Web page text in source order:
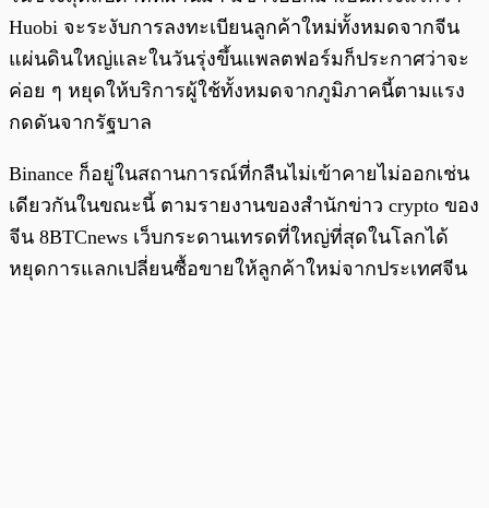
Huobi จะระงับการลงทะเบียนลูกค้าใหม่ทั้งหมดจากจีน
แผ่นดินใหญ่และในวันรุ่งขึ้นแพลตฟอร์มก็ประกาศว่าจะ
ค่อย ๆ หยุดให้บริการผู้ใช้ทั้งหมดจากภูมิภาคนี้ตามแรง
กดดันจากรัฐบาล
Binance ก็อยู่ในสถานการณ์ที่กลืนไม่เข้าคายไม่ออกเช่น
เดียวกันในขณะนี้ ตามรายงานของสำนักข่าว crypto ของ
จีน 8BTCnews เว็บกระดานเทรดที่ใหญ่ที่สุดในโลกได้
หยุดการแลกเปลี่ยนซื้อขายให้ลูกค้าใหม่จากประเทศจีน